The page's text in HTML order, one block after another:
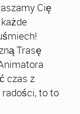
Cię
Trasę
czas z
to to